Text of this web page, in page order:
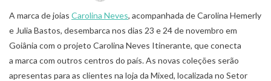
A marca de joias Carolina Neves, acompanhada de Carolina Hemerly
e Julia Bastos, desembarca nos dias 23 e 24 de novembro em
Goiânia com o projeto Carolina Neves Itinerante, que conecta
a marca com outros centros do país. As novas coleções serão
apresentas para as clientes na loja da Mixed, localizada no Setor